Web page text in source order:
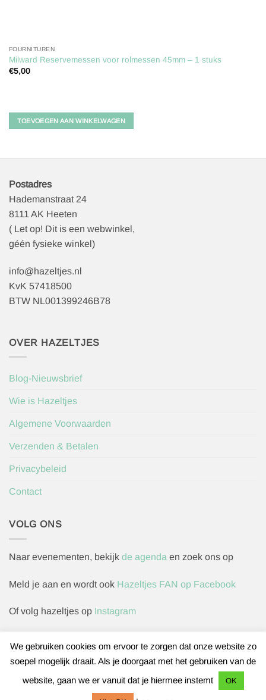
FOURNITUREN
Milward Reservemessen voor rolmessen 45mm – 1 stuks
€5,00
TOEVOEGEN AAN WINKELWAGEN
Postadres
Hademanstraat 24
8111 AK Heeten
( Let op! Dit is een webwinkel,
géén fysieke winkel)
info@hazeltjes.nl
KvK 57418500
BTW NL001399246B78
OVER HAZELTJES
Blog-Nieuwsbrief
Wie is Hazeltjes
Algemene Voorwaarden
Verzenden & Betalen
Privacybeleid
Contact
VOLG ONS
Naar evenementen, bekijk de agenda en zoek ons op
Meld je aan en wordt ook Hazeltjes FAN op Facebook
Of volg hazeltjes op Instagram
Herroepingsverzoek indienen
IDeal
We gebruiken cookies om ervoor te zorgen dat onze website zo
soepel mogelijk draait. Als je doorgaat met het gebruiken van de
website, gaan we er vanuit dat je hiermee instemt
OK